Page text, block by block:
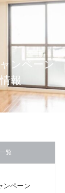
ンペーン
情報
一覧
ンペーン